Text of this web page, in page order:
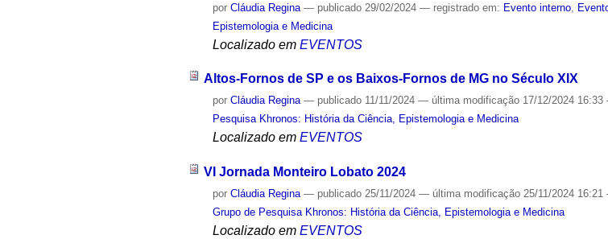
porCláudia Regina — publicado 29/02/2024— registrado em: Evento interno
Epistemologia e Medicina
Localizado em EVENTOS
Altos-Fornos de SP e os Baixos-Fornos de MG no Século XIX
porCláudia Regina — publicado 11/11/2024— última modificação 17/12/2024 16:33
Pesquisa Khronos: História da Ciência, Epistemologia e Medicina
Localizado em EVENTOS
VI Jornada Monteiro Lobato 2024
porCláudia Regina — publicado 25/11/2024— última modificação 25/11/2024 16:21
Grupo de Pesquisa Khronos: História da Ciência, Epistemologia e Medicina
Localizado em EVENTOS